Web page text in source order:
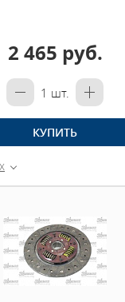
2 465 руб.
1 шт.
КУПИТЬ